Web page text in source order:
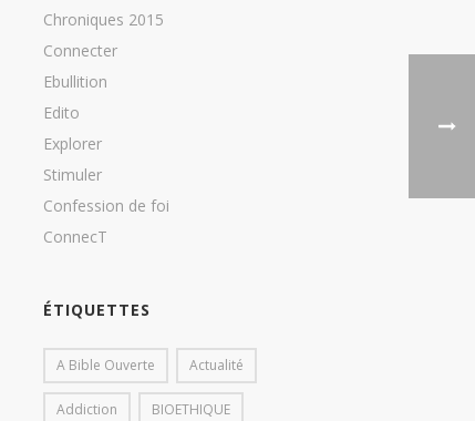
Chroniques 2015
Connecter
Ebullition
Edito
Explorer
Stimuler
Confession de foi
ConnecT
ÉTIQUETTES
A Bible Ouverte Actualité
Addiction BIOETHIQUE